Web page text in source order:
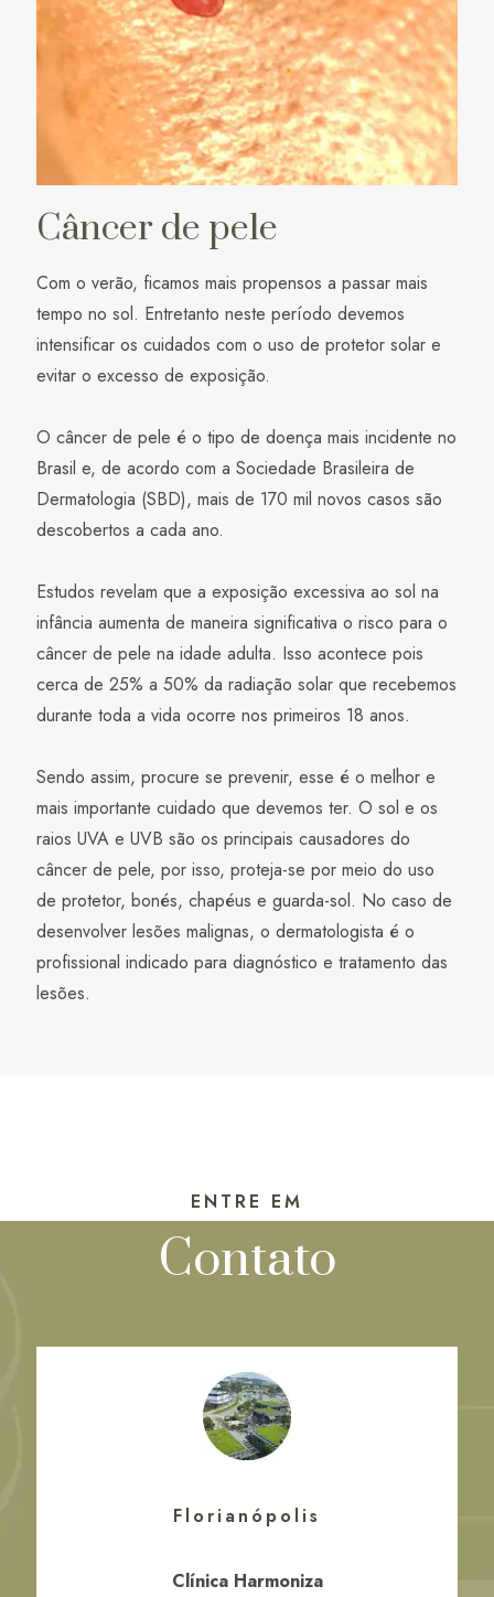
Câncer de pele
Com o verão, ficamos mais propensos a passar mais
tempo no sol. Entretanto neste período devemos
intensificar os cuidados com o uso de protetor solar e
evitar o excesso de exposição.
O câncer de pele é o tipo de doença mais incidente no
Brasil e, de acordo com a Sociedade Brasileira de
Dermatologia (SBD), mais de 170 mil novos casos são
descobertos a cada ano.
Estudos revelam que a exposição excessiva ao sol na
infância aumenta de maneira significativa o risco para o
câncer de pele na idade adulta. Isso acontece pois
cerca de 25% a 50% da radiação solar que recebemos
durante toda a vida ocorre nos primeiros 18 anos.
Sendo assim, procure se prevenir, esse é o melhor e
mais importante cuidado que devemos ter. O sol e os
raios UVA e UVB são os principais causadores do
câncer de pele, por isso, proteja-se por meio do uso
de protetor, bonés, chapéus e guarda-sol. No caso de
desenvolver lesões malignas, o dermatologista é o
profissional indicado para diagnóstico e tratamento das
lesões.
ENTRE EM
Contato
Florianópolis
Clínica Harmoniza